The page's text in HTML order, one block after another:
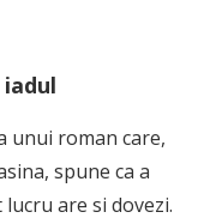
unui roman care,
spune ca a
are si dovezi.